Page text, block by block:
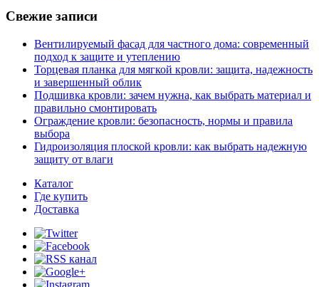
Свежие записи
Вентилируемый фасад для частного дома: современный
подход к защите и утеплению
Торцевая планка для мягкой кровли: защита, надежность
и завершенный облик
Подшивка кровли: зачем нужна, как выбрать материал и
правильно смонтировать
Ограждение кровли: безопасность, нормы и правила
выбора
Гидроизоляция плоской кровли: как выбрать надежную
защиту от влаги
Каталог
Где купить
Доставка